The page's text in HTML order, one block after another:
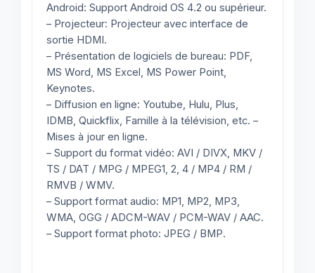
Android: Support Android OS 4.2 ou supérieur.
– Projecteur: Projecteur avec interface de
sortie HDMI.
– Présentation de logiciels de bureau: PDF,
MS Word, MS Excel, MS Power Point,
Keynotes.
– Diffusion en ligne: Youtube, Hulu, Plus,
IDMB, Quickflix, Famille à la télévision, etc. –
Mises à jour en ligne.
– Support du format vidéo: AVI / DIVX, MKV /
TS / DAT / MPG / MPEG1, 2, 4 / MP4 / RM /
RMVB / WMV.
– Support format audio: MP1, MP2, MP3,
WMA, OGG / ADCM-WAV / PCM-WAV / AAC.
– Support format photo: JPEG / BMP.